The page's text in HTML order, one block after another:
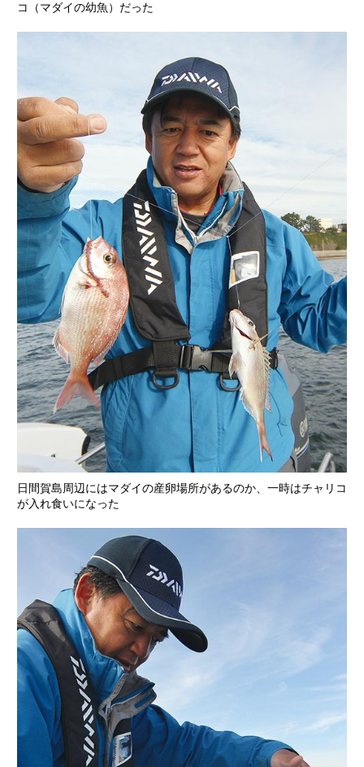
コ（マダイの幼魚）だった
日間賀島周辺にはマダイの産卵場所があるのか、一時はチャリコ
が入れ食いになった